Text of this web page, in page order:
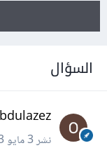
السؤال
نشر3 مايو 2023